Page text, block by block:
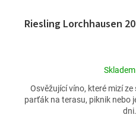
Riesling Lorchhausen
Skladem
Osvěžující víno, které mizí
parťák na terasu, piknik nebo